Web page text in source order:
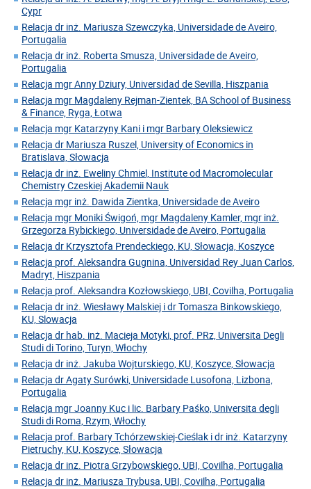
Cypr
Relacja dr inż. Mariusza Szewczyka, Universidade de Aveiro,
Portugalia
Relacja dr inż. Roberta Smusza, Universidade de Aveiro,
Portugalia
Relacja mgr Anny Dziury, Universidad de Sevilla, Hiszpania
Relacja mgr Magdaleny Rejman-Zientek, BA School of Business
& Finance, Ryga, Łotwa
Relacja mgr Katarzyny Kani i mgr Barbary Oleksiewicz
Relacja dr Mariusza Ruszel, University of Economics in
Bratislava, Słowacja
Relacja dr inż. Eweliny Chmiel, Institute od Macromolecular
Chemistry Czeskiej Akademii Nauk
Relacja mgr inż. Dawida Zientka, Universidade de Aveiro
Relacja mgr Moniki Świgoń, mgr Magdaleny Kamler, mgr inż.
Grzegorza Rybickiego, Universidade de Aveiro, Portugalia
Relacja dr Krzysztofa Prendeckiego, KU, Słowacja, Koszyce
Relacja prof. Aleksandra Gugnina, Universidad Rey Juan Carlos,
Madryt, Hiszpania
Relacja prof. Aleksandra Kozłowskiego, UBI, Covilha, Portugalia
Relacja dr inż. Wiesławy Malskiej i dr Tomasza Binkowskiego,
KU, Slowacja
Relacja dr hab. inż. Macieja Motyki, prof. PRz, Universita Degli
Studi di Torino, Turyn, Włochy
Relacja dr inż. Jakuba Wojturskiego, KU, Koszyce, Słowacja
Relacja dr Agaty Surówki, Universidade Lusofona, Lizbona,
Portugalia
Relacja mgr Joanny Kuc i lic. Barbary Paśko, Universita degli
Studi di Roma, Rzym, Włochy
Relacja prof. Barbary Tchórzewskiej-Cieślak i dr inż. Katarzyny
Pietruchy, KU, Koszyce, Słowacja
Relacja dr inz. Piotra Grzybowskiego, UBI, Covilha, Portugalia
Relacja dr inż. Mariusza Trybusa, UBI, Covilha, Portugalia